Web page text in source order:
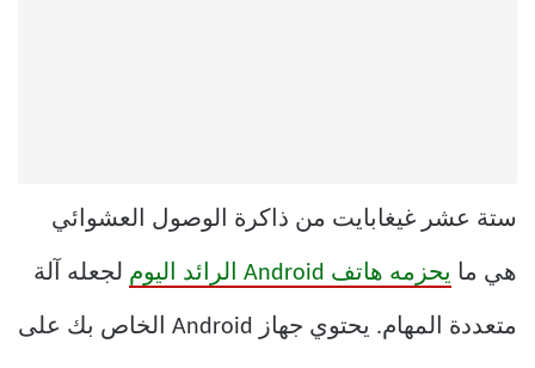
ستة عشر غيغابايت من ذاكرة الوصول العشوائي
هي ما يحزمه هاتف Android الرائد اليوم لجعله آلة
متعددة المهام. يحتوي جهاز Android الخاص بك على